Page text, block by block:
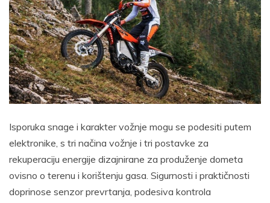
Isporuka snage i karakter vožnje mogu se podesiti putem
elektronike, s tri načina vožnje i tri postavke za
rekuperaciju energije dizajnirane za produženje dometa
ovisno o terenu i korištenju gasa. Sigurnosti i praktičnosti
doprinose senzor prevrtanja, podesiva kontrola